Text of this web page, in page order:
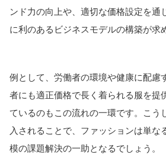
ンド力の向上や、適切な価格設定を通
に利のあるビジネスモデルの構築が求
例として、労働者の環境や健康に配慮
者にも適正価格で長く着られる服を提
ているのもこの流れの一環です。こう
入されることで、ファッションは単な
模の課題解決の一助となるでしょう。